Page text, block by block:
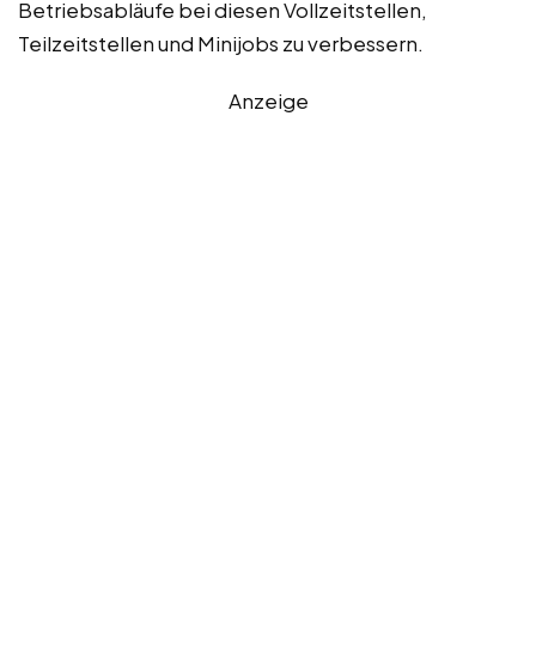
Betriebsabläufe bei diesen Vollzeitstellen,
Teilzeitstellen und Minijobs zu verbessern.
Anzeige